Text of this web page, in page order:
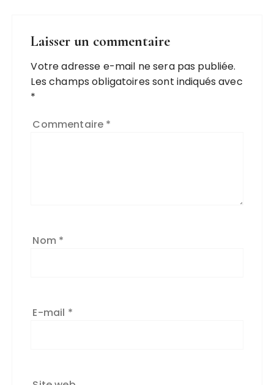
Laisser un commentaire
Votre adresse e-mail ne sera pas publiée.
Les champs obligatoires sont indiqués avec
*
Commentaire *
Nom *
E-mail *